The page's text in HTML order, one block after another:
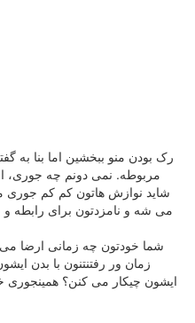
رک بودن منو ببخشین اما بنا به
مربوطه. نمی دونم چه جوری،
شاید نوازش هاتون کم کم
می شه و نامزدتون برای رابطه
شما خودتون چه زمانی ارضا
زمان ور رفتنتنون با بدن
ایشون چیکار می کنن؟ همینجوری